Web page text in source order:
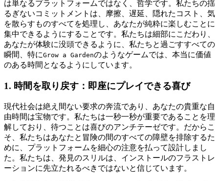
は単なるプラットフォームではなく、哲学です。私たちの揺
るぎないコミットメントは、摩擦、遅延、隠れたコスト、気
を散らすものすべてを処理し、あなたが純粋に楽しむことに
集中できるようにすることです。私たちは細部にこだわり、
あなたが体験に没頭できるように、私たちと過ごすすべての
瞬間、特にGrow a Gardenのようなゲームでは、本当に価値
のある時間となるようにしています。
1. 時間を取り戻す：即座にプレイできる喜び
現代社会は絶え間ない要求の奔流であり、あなたの貴重な自
由時間は宝物です。私たちは一秒一秒が重要であることを理
解しており、待つことは喜びのアンチテーゼです。だからこ
そ、私たちはあなたと冒険の間のすべての障壁を排除するた
めに、プラットフォームを細心の注意を払って設計しまし
た。私たちは、発見のスリルは、インストールのフラストレ
ーションに先立たれるべきではないと信じています。